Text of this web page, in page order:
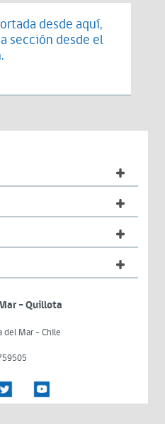
desde aquí,
sección desde el
– Quillota
del Mar - Chile